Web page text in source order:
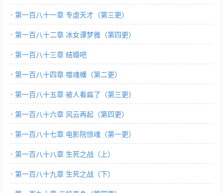
第一百八十一章 专虐天才（第三更）
第一百八十二章 冰女谭梦雅（第四更）
第一百八十三章 结婚吧
第一百八十四章 噬魂幡（第二更）
第一百八十五章 被人看扁了（第三更）
第一百八十六章 风云再起（第四更）
第一百八十七章 电影院惊魂（第一更）
第一百八十八章 生死之战（上）
第一百八十九章 生死之战（下）